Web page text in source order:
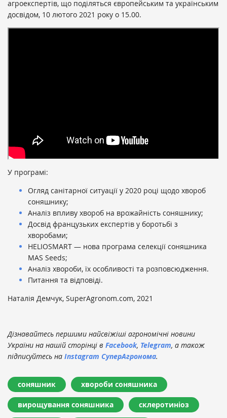
агроекспертів, що поділяться європейським та українським
досвідом, 10 лютого 2021 року о 15.00.
У програмі:
Огляд санітарної ситуації у 2020 році щодо хвороб
соняшнику;
Аналіз впливу хвороб на врожайність соняшнику;
Досвід французьких експертів у боротьбі з
хворобами;
HELIOSMART — нова програма селекції соняшника
MAS Seeds;
Аналіз хвороби, їх особливості та розповсюдження.
Питання та відповіді.
Наталія Демчук, SuperAgronom.com, 2021
Дізнавайтесь першими найсвіжіші агрономічні новини
України на нашій сторінці в Facebook, Telegram, а також
підписуйтесь на Instagram СуперАгронома.
соняшник хвороби соняшника
вирощування соняшника склеротиніоз